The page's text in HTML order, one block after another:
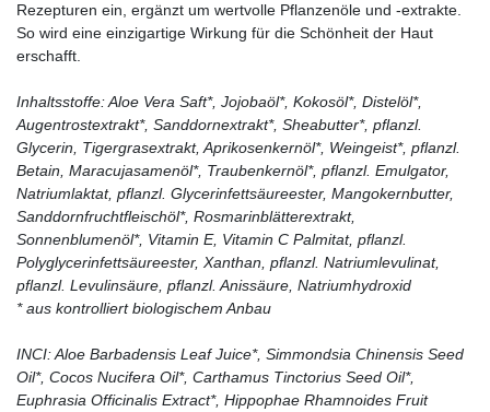
Rezepturen ein, ergänzt um wertvolle Pflanzenöle und -extrakte.
So wird eine einzigartige Wirkung für die Schönheit der Haut
erschafft.
Inhaltsstoffe: Aloe Vera Saft*, Jojobaöl*, Kokosöl*, Distelöl*,
Augentrostextrakt*, Sanddornextrakt*, Sheabutter*, pflanzl.
Glycerin, Tigergrasextrakt, Aprikosenkernöl*, Weingeist*, pflanzl.
Betain, Maracujasamenöl*, Traubenkernöl*, pflanzl. Emulgator,
Natriumlaktat, pflanzl. Glycerinfettsäureester, Mangokernbutter,
Sanddornfruchtfleischöl*, Rosmarinblätterextrakt,
Sonnenblumenöl*, Vitamin E, Vitamin C Palmitat, pflanzl.
Polyglycerinfettsäureester, Xanthan, pflanzl. Natriumlevulinat,
pflanzl. Levulinsäure, pflanzl. Anissäure, Natriumhydroxid
* aus kontrolliert biologischem Anbau
INCI: Aloe Barbadensis Leaf Juice*, Simmondsia Chinensis Seed
Oil*, Cocos Nucifera Oil*, Carthamus Tinctorius Seed Oil*,
Euphrasia Officinalis Extract*, Hippophae Rhamnoides Fruit